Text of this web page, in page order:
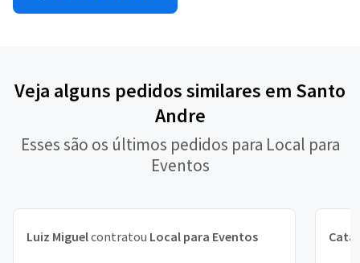
Veja alguns pedidos similares em Santo
Andre
Esses são os últimos pedidos para Local para
Eventos
Luiz Miguelcontratou Local para Eventos